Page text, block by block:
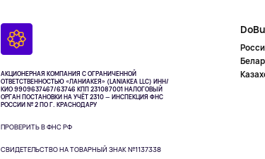
АКЦИОНЕРНАЯ КОМПАНИЯ С ОГРАНИЧЕННОЙ
ОТВЕТСТВЕННОСТЬЮ «ЛАНИАКЕЯ» (LANIAKEA LLC) ИНН/
КИО 9909637467/63746 КПП 231087001НАЛОГОВЫЙ
ОРГАН ПОСТАНОВКИ НА УЧЁТ 2310 — ИНСПЕКЦИЯ ФНС
РОССИИ № 2 ПО Г. КРАСНОДАРУ
ПРОВЕРИТЬ В ФНС РФ
СВИДЕТЕЛЬСТВО НА ТОВАРНЫЙ ЗНАК №1137338